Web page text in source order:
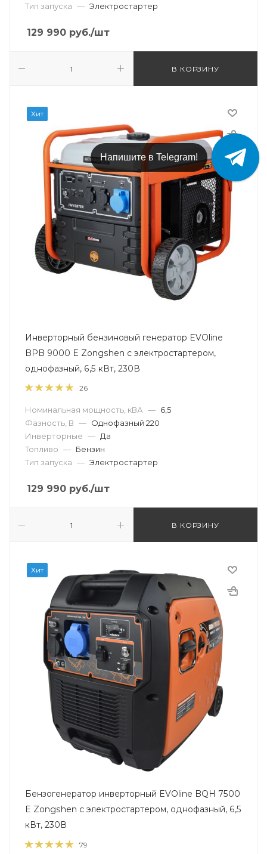
Тип запуска — Электростартер
129 990 руб./шт
В КОРЗИНУ
Хит
Инверторный бензиновый генератор EVOline
BPB 9000 E Zongshen с электростартером,
однофазный, 6,5 кВт, 230В
26
Номинальная мощность, кВА — 6,5
Фазность, В — Однофазный 220
Инверторные — Да
Топливо — Бензин
Тип запуска — Электростартер
129 990 руб./шт
В КОРЗИНУ
Хит
Бензогенератор инверторный EVOline BQH 7500
E Zongshen с электростартером, однофазный, 6,5
кВт, 230В
79
Напишите в Telegram!